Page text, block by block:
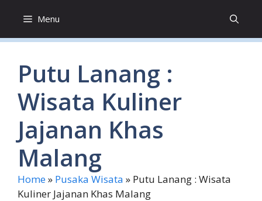
content
Menu
Putu Lanang :
Wisata Kuliner
Jajanan Khas
Malang
Home» Pusaka Wisata » Putu Lanang : Wisata
Kuliner Jajanan Khas Malang